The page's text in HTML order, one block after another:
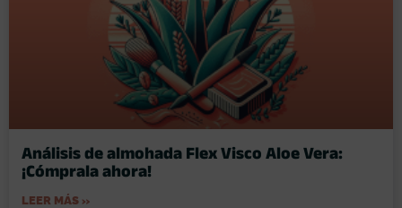
Análisis de almohada Flex Visco Aloe Vera:
¡Cómprala ahora!
LEER MÁS »